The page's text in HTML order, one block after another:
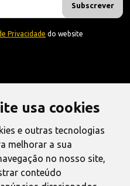
usa cookies
e outras tecnologias
melhorar a sua
no nosso site,
conteúdo
Subscrever
Privacidade do website